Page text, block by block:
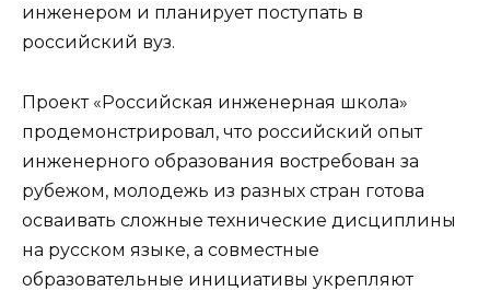
инженером и планирует поступать в
российский вуз.
Проект «Российская инженерная школа»
продемонстрировал, что российский опыт
инженерного образования востребован за
рубежом, молодежь из разных стран готова
осваивать сложные технические дисциплины
на русском языке, а совместные
образовательные инициативы укрепляют